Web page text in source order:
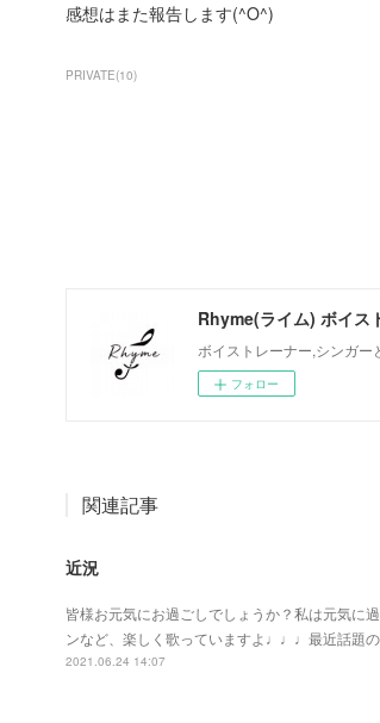
感想はまた報告します(^O^)
PRIVATE(10)
Rhyme(ライム) ボイス
ボイストレーナー,シンガ
フォロー
関連記事
近況
皆様お元気にお過ごしでしょうか？私は元気に
ンなど、楽しく歌っていますよ♩♩♩最近話題の
2021.06.24 14:07